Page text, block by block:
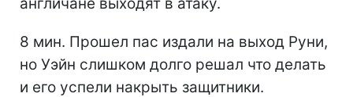
8 мин. Прошел пас издали на выход Руни,
но Уэйн слишком долго решал что делать
и его успели накрыть защитники.